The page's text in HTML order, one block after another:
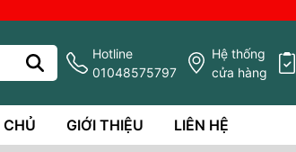
Hotline
01048575797
Hệ thống
cửa hàng
CHỦ GIỚI THIỆU LIÊN HỆ